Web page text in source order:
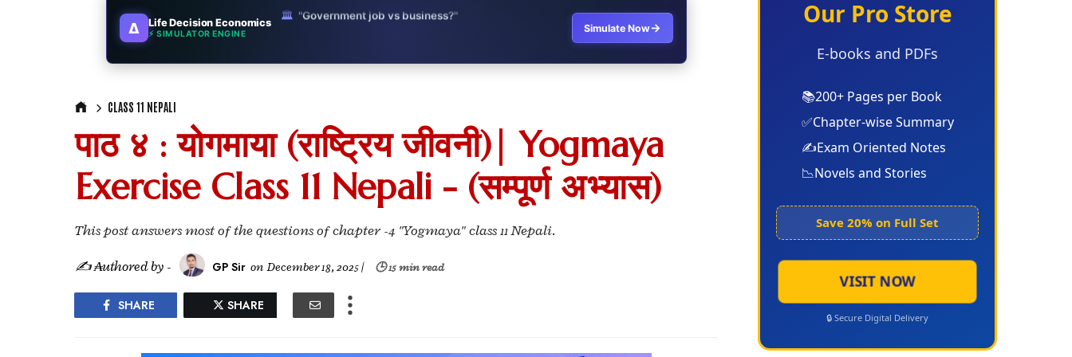
∆ Life Decision Economics
⚡ SIMULATOR ENGINE
📈 Australia vs Japan Salary Calculator
🏡 Buy Land or Buy House Calculator
✈️ "Study abroad or start a business?"
Start Business or Keep Your Job?
Simulate Now→
CLASS 11 NEPALI
पाठ ४ : योगमाया (राष्ट्रिय जीवनी)| Yogmaya
Exercise Class 11 Nepali - (सम्पूर्ण अभ्यास)
This post answers most of the questions of chapter -4 "Yogmaya" class 11 Nepali.
✍ ₳uthored by - GP Sir on December 18, 2025| 🕒 15 min read
SHARE SHARE
Our Pro Store
E-books and PDFs
📚200+ Pages per Book
✅Chapter-wise Summary
✍️Exam Oriented Notes
📉Novels and Stories
Save 20% on Full Set
VISIT NOW
🔒 Secure Digital Delivery